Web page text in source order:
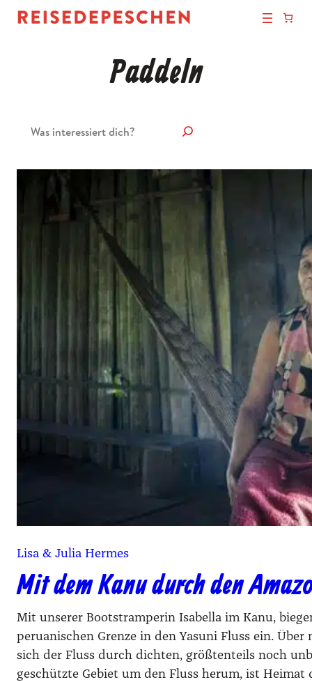
Paddeln
Lisa & Julia Hermes
Mit dem Kanu durch den
Mit unserer Bootstramperin Isabella im Kanu,
peruanischen Grenze in den Yasuni Fluss ein.
sich der Fluss durch dichten, größtenteils noch
geschützte Gebiet um den Fluss herum, ist